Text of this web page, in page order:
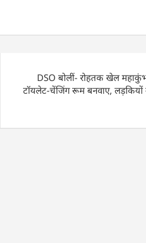
DSO बोलीं- रोहतक खेल
टॉयलेट-चेंजिंग रूम बनवाए, लड़कियों